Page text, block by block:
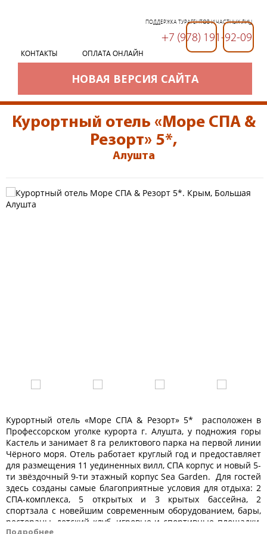
НОВАЯ ВЕРСИЯ САЙТА
КОНТАКТЫ ОПЛАТА ОНЛАЙН
ПОДДЕРЖКА ТУРАГЕНТОВ И ЧАСТНЫХ ЛИЦ
+7 (978) 191-92-09
Курортный отель «Море СПА &
Резорт» 5*,
Алушта
Курортный отель «Море СПА & Резорт» 5* расположен в
Профессорском уголке курорта г. Алушта, у подножия горы
Кастель и занимает 8 га реликтового парка на первой линии
Чёрного моря. Отель работает круглый год и предоставляет
для размещения 11 уединенных вилл, СПА корпус и новый 5-
ти звёздочный 9-ти этажный корпус Sea Garden. Для гостей
здесь созданы самые благоприятные условия для отдыха: 2
СПА-комплекса, 5 открытых и 3 крытых бассейна, 2
спортзала с новейшим современным оборудованием, бары,
рестораны, детский клуб, игровые и спортивные площадки,
Подробнее